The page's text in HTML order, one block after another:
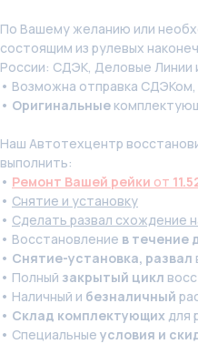
По Вашeму жeланию или
состоящим из pулевых
России: СДЭК, Деловые Линии
• Возможна отправка СДЭКом,
• Оригинальные
Наш Автотехцентр
выполнить:
• Ремонт Вашей рейки от
• Снятие и установку
• Сделать развал схождение
• Восстановление в течение
• Снятие-установка, развал
• Полный закрытый цикл
• Наличный и безналичный
• Склад комплектующих для
• Специальные условия и